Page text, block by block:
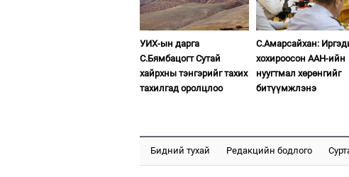
УИХ-ын дарга
С.Бямбацогт Сутай
хайрхны тэнгэрийг тахих
тахилгад оролцлоо
С.Амарсайхан:
хохироосон ААН-ийн
нуугтмал хөрөнгийг
битүүмжлэнэ
Бидний тухай Редакцийн бодлого